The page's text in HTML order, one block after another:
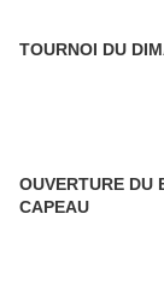
TOURNOI DU
OUVERTURE DU
CAPEAU